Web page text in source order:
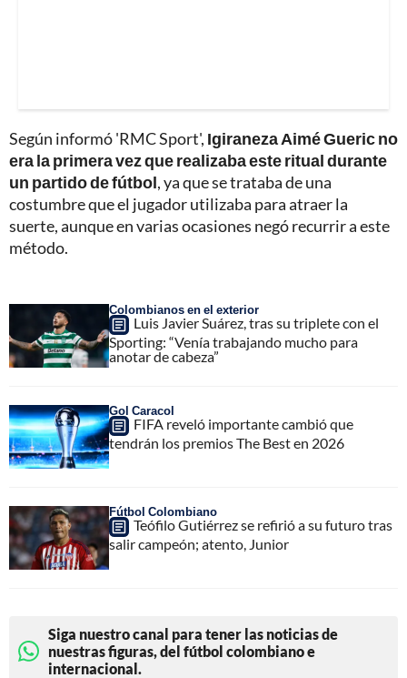
Según informó 'RMC Sport', Igiraneza Aimé Gueric no
era la primera vez que realizaba este ritual durante
un partido de fútbol, ya que se trataba de una
costumbre que el jugador utilizaba para atraer la
suerte, aunque en varias ocasiones negó recurrir a este
método.
Colombianos en el exterior
Luis Javier Suárez, tras su triplete con el
Sporting: “Venía trabajando mucho para
anotar de cabeza”
Gol Caracol
FIFA reveló importante cambió que
tendrán los premios The Best en 2026
Fútbol Colombiano
Teófilo Gutiérrez se refirió a su futuro tras
salir campeón; atento, Junior
Siga nuestro canal para tener las noticias de
nuestras figuras, del fútbol colombiano e
internacional.